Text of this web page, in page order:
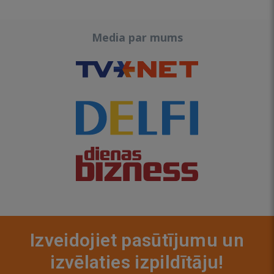
Media par mums
Izveidojiet pasūtījumu un
izvēlaties izpildītāju!